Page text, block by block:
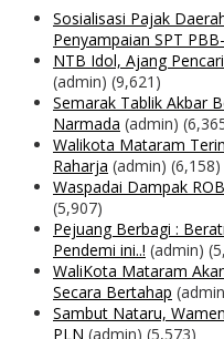
Sosialisasi Pajak
Penyampaian SPT
NTB Idol, Ajang
(admin) (9,621)
Semarak Tablik Akbar
Narmada (admin)
Walikota Mataram
Raharja (admin) (6,158)
Waspadai Dampak
(5,907)
Pejuang Berbagi :
Pendemi ini..! (admin)
WaliKota Mataram
Secara Bertahap
Sambut Nataru,
PLN (admin) (5,573)